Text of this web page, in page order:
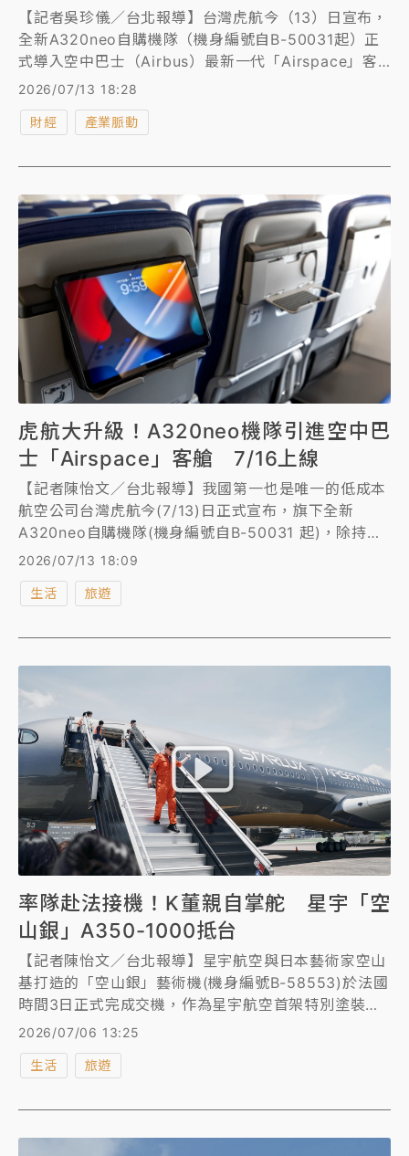
【記者吳珍儀／台北報導】台灣虎航今（13）日宣布，
全新A320neo自購機隊（機身編號自B-50031起）正
式導入空中巴士（Airbus）最新一代「Airspace」客
艙設計，首架新機已由總經理邱彰信率隊自法國土魯斯
便利的飛行體驗。
2026/07/13 18:28
財經 產業脈動
虎航大升級！A320neo機隊引進空中巴
士「Airspace」客艙 7/16上線
【記者陳怡文／台北報導】我國第一也是唯一的低成本
航空公司台灣虎航今(7/13)日正式宣布，旗下全新
A320neo自購機隊(機身編號自B-50031 起)，除持續
力行於法國土魯斯原廠的飛渡過程中添加5%的永續航
空燃油(SAF)外，更全面引進空中巴士(Airbus)的最新
一代「Airspace」客艙設計，全新Airspace客機將於7
2026/07/13 18:09
生活 旅遊
率隊赴法接機！K董親自掌舵 星宇「空
山銀」A350-1000抵台
【記者陳怡文／台北報導】星宇航空與日本藝術家空山
基打造的「空山銀」藝術機(機身編號B-58553)於法國
時間3日正式完成交機，作為星宇航空首架特別塗裝
機，董事長張國煒特別率隊親赴法國土魯斯Airbus總部
分順利降落桃園國際機場。
2026/07/06 13:25
生活 旅遊